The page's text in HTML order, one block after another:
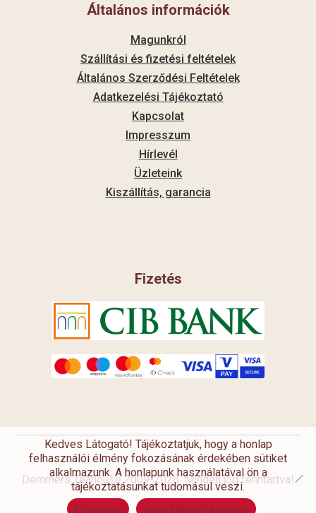
Általános információk
Magunkról
Szállítási és fizetési feltételek
Általános Szerződési Feltételek
Adatkezelési Tájékoztató
Kapcsolat
Impresszum
Hírlevél
Üzleteink
Kiszállítás, garancia
Fizetés
Demmers Teahouse 2009-2026. Minden jog fenntartva!
Kedves Látogató! Tájékoztatjuk, hogy a honlap
felhasználói élmény fokozásának érdekében sütiket
alkalmazunk. A honlapunk használatával ön a
tájékoztatásunkat tudomásul veszi.
Elfogadom Adatvédelmi irányelvek